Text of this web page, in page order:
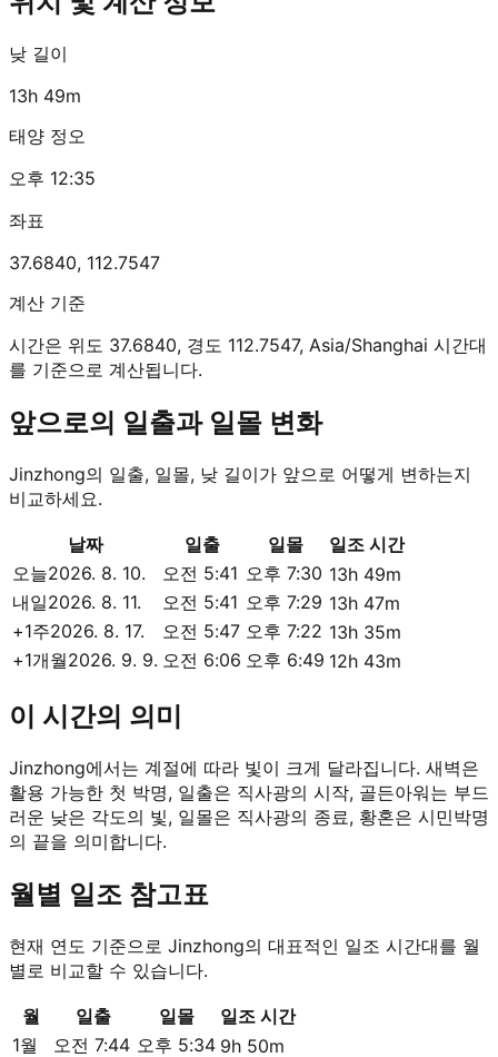
낮 길이
13h 49m
태양 정오
오후 12:35
좌표
37.6840, 112.7547
계산 기준
시간은 위도 37.6840, 경도 112.7547, Asia/Shanghai 시간대
를 기준으로 계산됩니다.
앞으로의 일출과 일몰 변화
Jinzhong의 일출, 일몰, 낮 길이가 앞으로 어떻게 변하는지
비교하세요.
날짜 일출 일몰
일조 시간
오늘2026. 8. 10. 오전 5:41 오후 7:30 13h 49m
내일2026. 8. 11. 오전 5:41 오후 7:29 13h 47m
+1주2026. 8. 17. 오전 5:47 오후 7:22 13h 35m
+1개월2026. 9. 9. 오전 6:06 오후 6:49 12h 43m
이 시간의 의미
Jinzhong에서는 계절에 따라 빛이 크게 달라집니다. 새벽은
활용 가능한 첫 박명, 일출은 직사광의 시작, 골든아워는 부드
러운 낮은 각도의 빛, 일몰은 직사광의 종료, 황혼은 시민박명
의 끝을 의미합니다.
월별 일조 참고표
현재 연도 기준으로 Jinzhong의 대표적인 일조 시간대를 월
별로 비교할 수 있습니다.
월 일출 일몰
일조 시간
1월
오전 7:44 오후 5:34 9h 50m